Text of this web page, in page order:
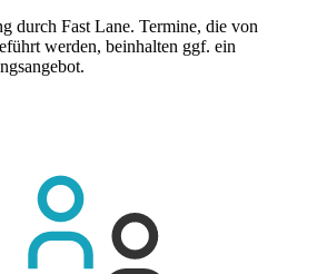
durch Fast Lane. Termine, die von
werden, beinhalten ggf. ein